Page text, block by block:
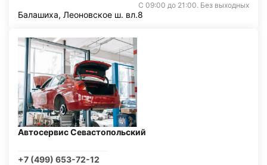
С 09:00 до 21:00. Без выходных
Балашиха, Леоновское ш. вл.8
Автосервис Севастопольский
+7 (499) 653-72-12